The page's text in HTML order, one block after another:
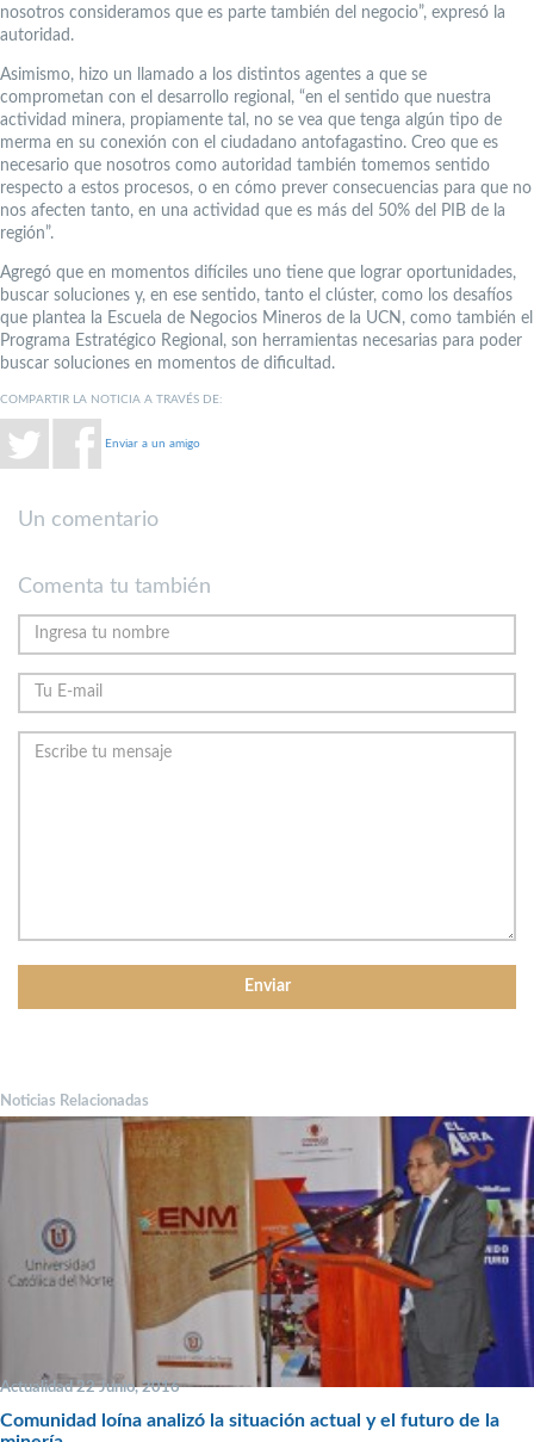
nosotros consideramos que es parte también del negocio”, expresó la
autoridad.
Asimismo, hizo un llamado a los distintos agentes a que se
comprometan con el desarrollo regional, “en el sentido que nuestra
actividad minera, propiamente tal, no se vea que tenga algún tipo de
merma en su conexión con el ciudadano antofagastino. Creo que es
necesario que nosotros como autoridad también tomemos sentido
respecto a estos procesos, o en cómo prever consecuencias para que no
nos afecten tanto, en una actividad que es más del 50% del PIB de la
región”.
Agregó que en momentos difíciles uno tiene que lograr oportunidades,
buscar soluciones y, en ese sentido, tanto el clúster, como los desafíos
que plantea la Escuela de Negocios Mineros de la UCN, como también el
Programa Estratégico Regional, son herramientas necesarias para poder
buscar soluciones en momentos de dificultad.
COMPARTIR LA NOTICIA A TRAVÉS DE:
Enviar a un amigo
Un comentario
Comenta tu también
Noticias Relacionadas
Actualidad 22 Junio, 2016
Comunidad loína analizó la situación actual y el futuro de la